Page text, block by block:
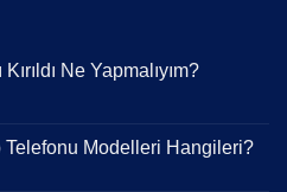
Ne Yapmalıyım?
Telefonu Modelleri Hangileri?